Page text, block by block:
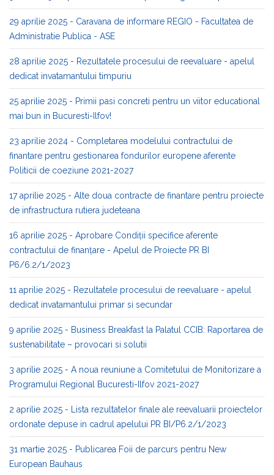
29 aprilie 2025 - Caravana de informare REGIO - Facultatea de
Administratie Publica - ASE
28 aprilie 2025 - Rezultatele procesului de reevaluare - apelul
dedicat invatamantului timpuriu
25 aprilie 2025 - Primii pasi concreti pentru un viitor educational
mai bun in Bucuresti-Ilfov!
23 aprilie 2024 - Completarea modelului contractului de
finantare pentru gestionarea fondurilor europene aferente
Politicii de coeziune 2021-2027
17 aprilie 2025 - Alte doua contracte de finantare pentru proiecte
de infrastructura rutiera judeteana
16 aprilie 2025 - Aprobare Condiții specifice aferente
contractului de finanțare - Apelul de Proiecte PR BI
P6/6.2/1/2023
11 aprilie 2025 - Rezultatele procesului de reevaluare - apelul
dedicat invatamantului primar si secundar
9 aprilie 2025 - Business Breakfast la Palatul CCIB: Raportarea de
sustenabilitate – provocari si solutii
3 aprilie 2025 - A noua reuniune a Comitetului de Monitorizare a
Programului Regional Bucuresti-Ilfov 2021-2027
2 aprilie 2025 - Lista rezultatelor finale ale reevaluarii proiectelor
ordonate depuse in cadrul apelului PR BI/P6.2/1/2023
31 martie 2025 - Publicarea Foii de parcurs pentru New
European Bauhaus